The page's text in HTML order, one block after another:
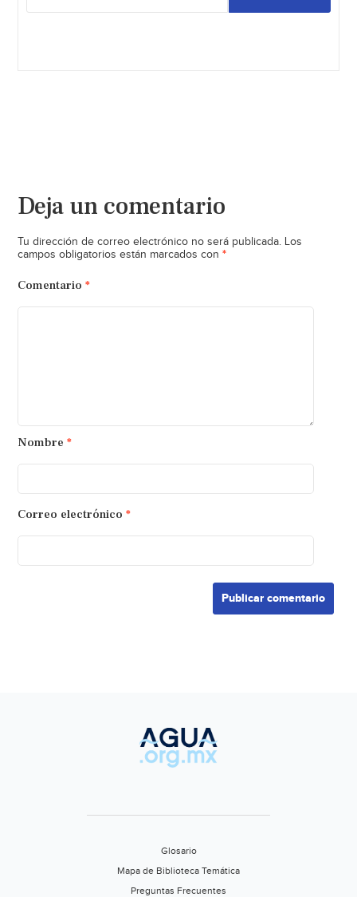
Deja un comentario
Tu dirección de correo electrónico no será publicada. Los
campos obligatorios están marcados con *
Comentario *
Nombre *
Correo electrónico *
Glosario
Mapa de Biblioteca Temática
Preguntas Frecuentes